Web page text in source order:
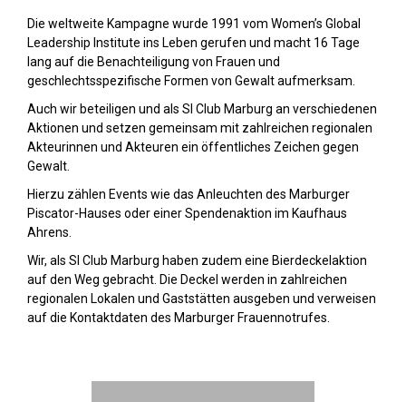
Die weltweite Kampagne wurde 1991 vom Women’s Global
Leadership Institute ins Leben gerufen und macht 16 Tage
lang auf die Benachteiligung von Frauen und
geschlechtsspezifische Formen von Gewalt aufmerksam.
Auch wir beteiligen und als SI Club Marburg an verschiedenen
Aktionen und setzen gemeinsam mit zahlreichen regionalen
Akteurinnen und Akteuren ein öffentliches Zeichen gegen
Gewalt.
Hierzu zählen Events wie das Anleuchten des Marburger
Piscator-Hauses oder einer Spendenaktion im Kaufhaus
Ahrens.
Wir, als SI Club Marburg haben zudem eine Bierdeckelaktion
auf den Weg gebracht. Die Deckel werden in zahlreichen
regionalen Lokalen und Gaststätten ausgeben und verweisen
auf die Kontaktdaten des Marburger Frauennotrufes.